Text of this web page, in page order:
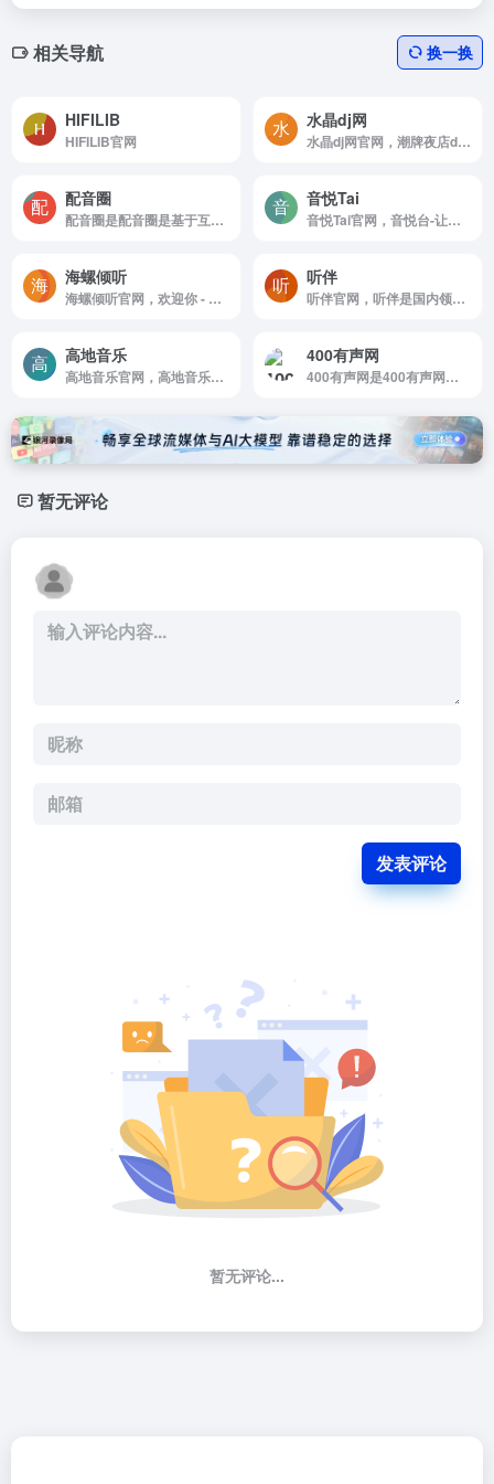
相关导航 换一换
HIFILIB
HIFILIB官网
水晶dj网
水晶dj网官网，潮牌夜店dj，超劲爆的dj网站以华南地区DJ为核心，提供无损高品质DJ舞曲，每天更新快人一步，我们网站有最专业DJ团队精心制作好听的串烧，打造精品车载DJ舞曲，为喜欢DJ的爱好者，提供高音质在线试听及MP3免费下载，全方位满足DJ音乐爱好者的需求。
配音圈
配音圈是配音圈是基于互联网配音服务为用户和配音员一对一在线交易配音服务的新型兼职平台，加盟专业配音员10000+，能完成各种类型的配音服务。在线网络配音就上配音圈，没有中间商，让配...
音悦Tai
音悦Tai官网，音悦台-让音乐更简单
海螺倾听
海螺倾听官网，欢迎你 - 海螺倾听，提供高品质音乐MP3的个性化推荐，发布，P2P下载服务，以及线下音乐活动等互动内容
听伴
听伴官网，听伴是国内领先的网络电台，汇聚了当前热门的网络电台节目如;音乐，相声，评书，脱口秀，鬼故事，广播剧等高质量音频节目。移动互联网的个性化手机电台，热门音频节目在线收听首选！
高地音乐
高地音乐官网，高地音乐网专门收集全世界伟大的乐队，歌手的所有无损音乐专辑，对人类有杰出贡献的音乐，都是网站收集的对象，欢迎你来获取你需要的音乐。
400有声网
400有声网是400有声网是一家专业的声音音效分享平台，收集了国内外众多音效素材，拥有庞大的声音资源库和音效库，满足抖音快手短视频平台、个人手机铃声、影视后期、游戏配乐等领域的音频素材...
暂无评论
发表评论
暂无评论...